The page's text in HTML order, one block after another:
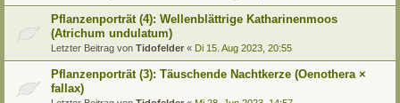
Pflanzenporträt (4): Wellenblättrige Katharinenmoos
(Atrichum undulatum)
Letzter Beitrag von Tidofelder « Di 15. Aug 2023, 20:55
Pflanzenporträt (3): Täuschende Nachtkerze (Oenothera ×
fallax)